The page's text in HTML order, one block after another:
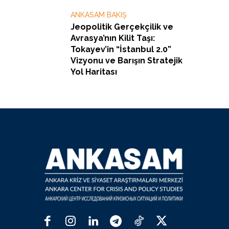
ANKASAM BAKIŞ
Jeopolitik Gerçekçilik ve
Avrasya’nın Kilit Taşı:
Tokayev’in “İstanbul 2.0”
Vizyonu ve Barışın Stratejik
Yol Haritası